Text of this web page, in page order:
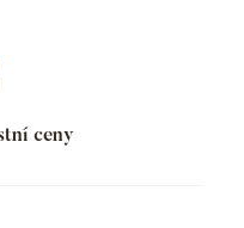
ceny